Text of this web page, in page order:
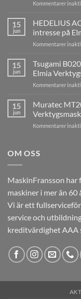
Kommentarer
15
jun
HEDELIUS
intresse på
Kommentarer
15
jun
Tsugami
Elmia
Kommentarer
15
jun
Muratec
Kommentarer
OM OSS
MaskinFransson
maskiner i mer än 60
Vi är ett
service och
kreditvärdighet AAA